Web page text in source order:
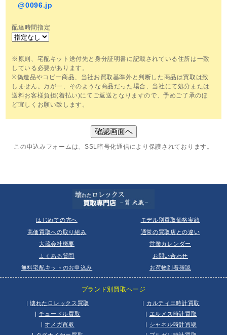
@0096.jp
配達時間指定
※原則、宅配キット送付先と身分証明書に記載されている住所は一致
している必要があります。
※偽造品やコピー商品、当社お買取基準外と判断した商品は買取は致
しません。万が一、そのような商品だった場合、当社にて処分または
送料お客様負担(着払い)にてご返送となりますので、予めご了承のほ
ど宜しくお願い致します。
この申込みフォームは、SSL暗号化通信により保護されております。
はじめての方へ
モデル別買取価格実績
高価買取への取り組み
通常の買取店との違い
大蔵会社概要
営業カレンダー
よくある質問
お問い合わせ
無料宅配キットのお申込み
お荷物到着確認
ブランド別買取ページ
|壊れたロレックス買取
| チュードル買取
| オメガ買取
| カルティエ時計買取
| エルメス時計買取
| シャネル時計買取